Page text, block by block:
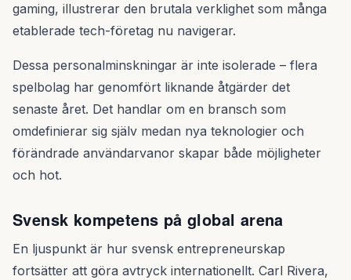
gaming, illustrerar den brutala verklighet som många
etablerade tech-företag nu navigerar.
Dessa personalminskningar är inte isolerade – flera
spelbolag har genomfört liknande åtgärder det
senaste året. Det handlar om en bransch som
omdefinierar sig själv medan nya teknologier och
förändrade användarvanor skapar både möjligheter
och hot.
Svensk kompetens på global arena
En ljuspunkt är hur svensk entrepreneurskap
fortsätter att göra avtryck internationellt. Carl Rivera,